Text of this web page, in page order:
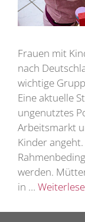
Frauen mit
nach
wichtige
Eine aktuelle
ungenutztes
Arbeitsmarkt
Kinder
werden.
in …